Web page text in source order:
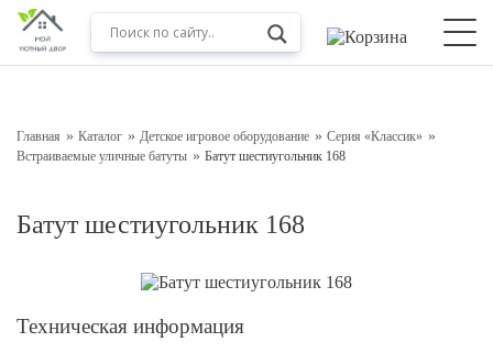
Главная Каталог Детское игровое оборудование
Серия «Классик»
Встраиваемые уличные батуты
Батут шестиугольник 168
Батут шестиугольник 168
Техническая информация
Оставьте заявку на консультацию